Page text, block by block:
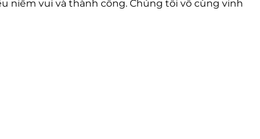
niềm vui và thành công. Chúng tôi vô cùng vinh